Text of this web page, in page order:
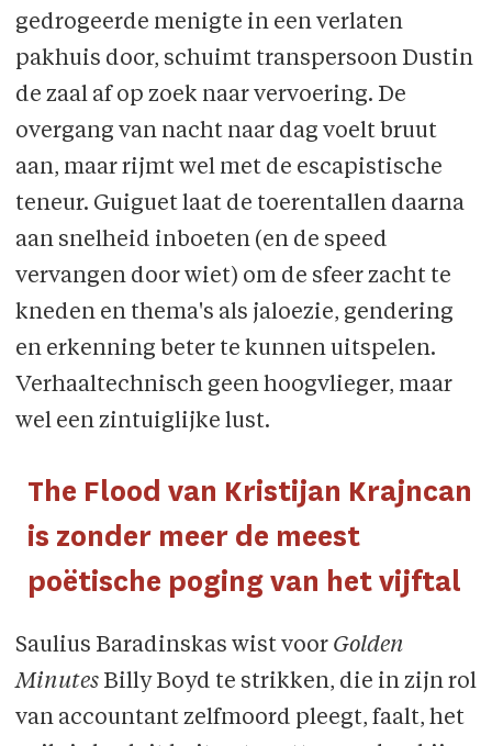
gedrogeerde menigte in een verlaten
pakhuis door, schuimt transpersoon Dustin
de zaal af op zoek naar vervoering. De
overgang van nacht naar dag voelt bruut
aan, maar rijmt wel met de escapistische
teneur. Guiguet laat de toerentallen daarna
aan snelheid inboeten (en de speed
vervangen door wiet) om de sfeer zacht te
kneden en thema's als jaloezie, gendering
en erkenning beter te kunnen uitspelen.
Verhaaltechnisch geen hoogvlieger, maar
wel een zintuiglijke lust.
The Flood van Kristijan Krajncan
is zonder meer de meest
poëtische poging van het vijftal
Saulius Baradinskas wist voor Golden
Minutes Billy Boyd te strikken, die in zijn rol
van accountant zelfmoord pleegt, faalt, het